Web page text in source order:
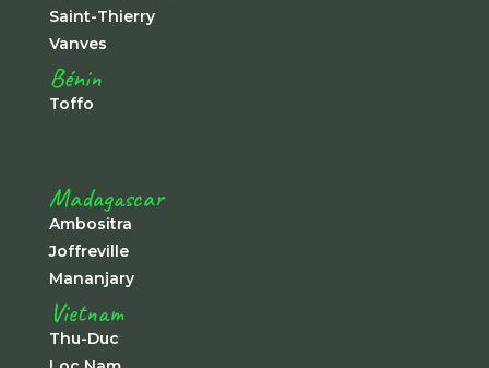
Saint-Thierry
Vanves
Bénin
Toffo
Madagascar
Ambositra
Joffreville
Mananjary
Vietnam
Thu-Duc